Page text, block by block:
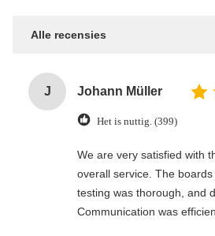
Alle recensies
J Johann Müller
Het is nuttig. (399)
We are very satisfied with
overall service. The boards
testing was thorough, and
Communication was